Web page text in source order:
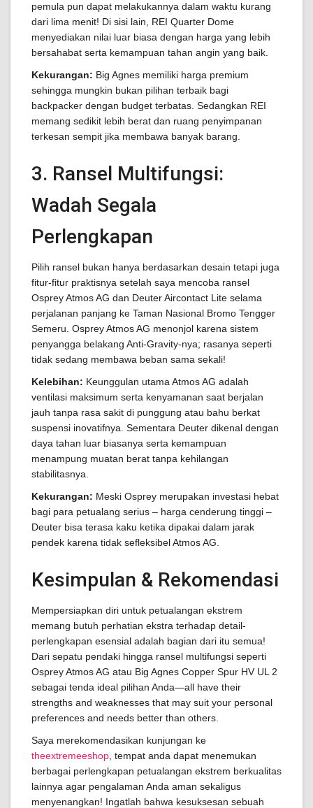
pemula pun dapat melakukannya dalam waktu kurang
dari lima menit! Di sisi lain, REI Quarter Dome
menyediakan nilai luar biasa dengan harga yang lebih
bersahabat serta kemampuan tahan angin yang baik.
Kekurangan: Big Agnes memiliki harga premium
sehingga mungkin bukan pilihan terbaik bagi
backpacker dengan budget terbatas. Sedangkan REI
memang sedikit lebih berat dan ruang penyimpanan
terkesan sempit jika membawa banyak barang.
3. Ransel Multifungsi:
Wadah Segala
Perlengkapan
Pilih ransel bukan hanya berdasarkan desain tetapi juga
fitur-fitur praktisnya setelah saya mencoba ransel
Osprey Atmos AG dan Deuter Aircontact Lite selama
perjalanan panjang ke Taman Nasional Bromo Tengger
Semeru. Osprey Atmos AG menonjol karena sistem
penyangga belakang Anti-Gravity-nya; rasanya seperti
tidak sedang membawa beban sama sekali!
Kelebihan: Keunggulan utama Atmos AG adalah
ventilasi maksimum serta kenyamanan saat berjalan
jauh tanpa rasa sakit di punggung atau bahu berkat
suspensi inovatifnya. Sementara Deuter dikenal dengan
daya tahan luar biasanya serta kemampuan
menampung muatan berat tanpa kehilangan
stabilitasnya.
Kekurangan: Meski Osprey merupakan investasi hebat
bagi para petualang serius – harga cenderung tinggi –
Deuter bisa terasa kaku ketika dipakai dalam jarak
pendek karena tidak sefleksibel Atmos AG.
Kesimpulan & Rekomendasi
Mempersiapkan diri untuk petualangan ekstrem
memang butuh perhatian ekstra terhadap detail-
perlengkapan esensial adalah bagian dari itu semua!
Dari sepatu pendaki hingga ransel multifungsi seperti
Osprey Atmos AG atau Big Agnes Copper Spur HV UL 2
sebagai tenda ideal pilihan Anda—all have their
strengths and weaknesses that may suit your personal
preferences and needs better than others.
Saya merekomendasikan kunjungan ke
theextremeeshop , tempat anda dapat menemukan
berbagai perlengkapan petualangan ekstrem berkualitas
lainnya agar pengalaman Anda aman sekaligus
menyenangkan! Ingatlah bahwa kesuksesan sebuah